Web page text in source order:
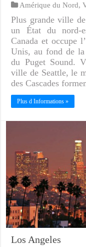
Amérique du Nord,
Plus grande ville
un État du nord-
Canada et occupe
Unis, au fond de la
du Puget Sound.
ville de Seattle, le
des Cascades
Plus d Informations »
Los Angeles